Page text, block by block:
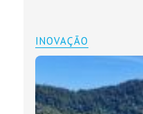
INOVAÇÃO